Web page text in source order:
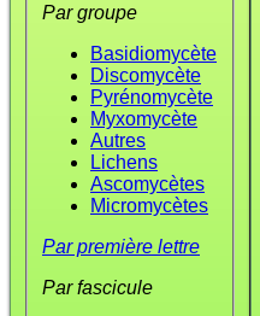
Par groupe
Basidiomycète
Discomycète
Pyrénomycète
Myxomycète
Autres
Lichens
Ascomycètes
Micromycètes
Par première lettre
Par fascicule